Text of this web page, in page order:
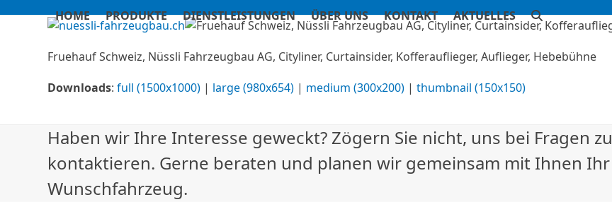
HOME PRODUKTE DIENSTLEISTUNGEN ÜBER UNS KONTAKT AKTUELLES
Fruehauf Schweiz, Nüssli Fahrzeugbau AG, Cityliner, Curtainsider, Kofferauflieger, Auflieger, Hebebühne
Downloads:full (1500x1000) | large (980x654) | medium (300x200) |thumbnail (150x150)
Haben wir Ihre Interesse geweckt? Zögern Sie nicht, uns bei Fragen zu
kontaktieren. Gerne beraten und planen wir gemeinsam mit Ihnen Ihr
Wunschfahrzeug.